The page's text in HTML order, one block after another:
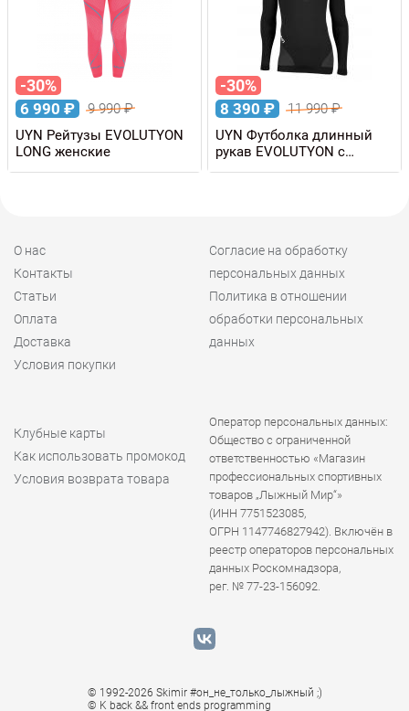
-30%
6 990 ₽ 9 990₽
UYN Рейтузы EVOLUTYON
LONG женские
-30%
8 390 ₽ 11 990₽
UYN Футболка длинный
рукав EVOLUTYON с
высоким воротом,
О нас
Контакты
Статьи
Оплата
Доставка
Условия покупки
Согласие на обработку
персональных данных
Политика в отношении
обработки персональных
данных
Клубные карты
Как использовать промокод
Условия возврата товара
Оператор персональных данных:
Общество с ограниченной
ответственностью «Магазин
профессиональных спортивных
товаров „Лыжный Мир“»
(ИНН 7751523085,
ОГРН 1147746827942). Включён в
реестр операторов персональных
данных Роскомнадзора,
рег. № 77-23-156092.
© 1992-2026 Skimir #он_не_только_лыжный ;)
© K back && front ends programming